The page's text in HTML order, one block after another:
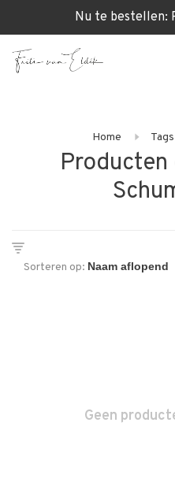
Nu te bestellen:
Home Tags
Sorteren op:
Geen